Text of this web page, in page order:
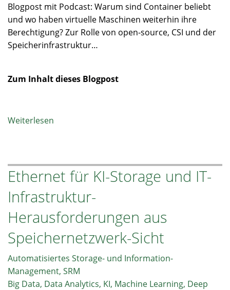
Blogpost mit Podcast: Warum sind Container beliebt
und wo haben virtuelle Maschinen weiterhin ihre
Berechtigung? Zur Rolle von open-source, CSI und der
Speicherinfrastruktur…
Zum Inhalt dieses Blogpost
Weiterlesen
Maschinen
–
was
ist
die
bessere
Ethernet für KI-Storage und IT-
Infrastruktur-
Herausforderungen aus
Speichernetzwerk-Sicht
Automatisiertes Storage- und Information-
Management, SRM
Big Data, Data Analytics, KI, Machine Learning, Deep